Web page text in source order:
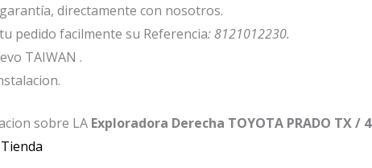
directamente con nosotros.
pedido facilmente su Referencia: 8121012230.
TAIWAN .
sobre LA Exploradora Derecha TOYOTA PRADO TX /
Tienda